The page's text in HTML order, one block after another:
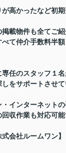
高かったなど初
載物件も全てご
て仲介手数料半
任のスタッフ１
をサポートさせて
インターネット
収作業も対応可能
会社ルームワン